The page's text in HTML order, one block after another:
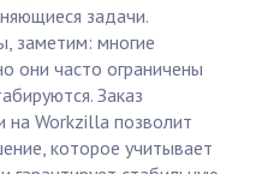
задачи.
заметим: многие
они часто ограничены
Заказ
на Workzilla позволит
которое учитывает